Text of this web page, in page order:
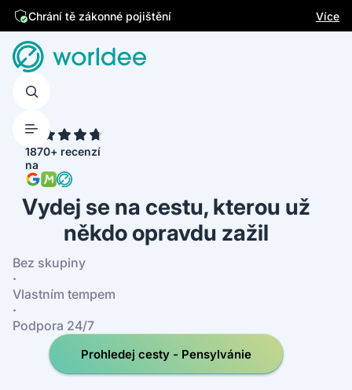
Chrání tě zákonné pojištění
Jsme česká firma
Více
1870+ recenzí
na
Vydej se na cestu, kterou už
někdo opravdu zažil
Bez skupiny
·
Vlastním tempem
·
Podpora 24/7
Prohledej cesty - Pensylvánie